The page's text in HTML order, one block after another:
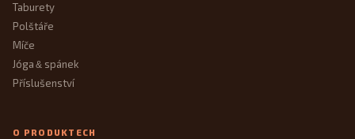
Taburety
Polštáře
Míče
Jóga&spánek
Příslušenství
O PRODUKTECH